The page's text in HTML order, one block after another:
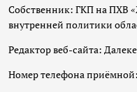
Собственник: ГКП на ПХВ
внутренней политики
Редактор веб-сайта:
Номер телефона приёмной: